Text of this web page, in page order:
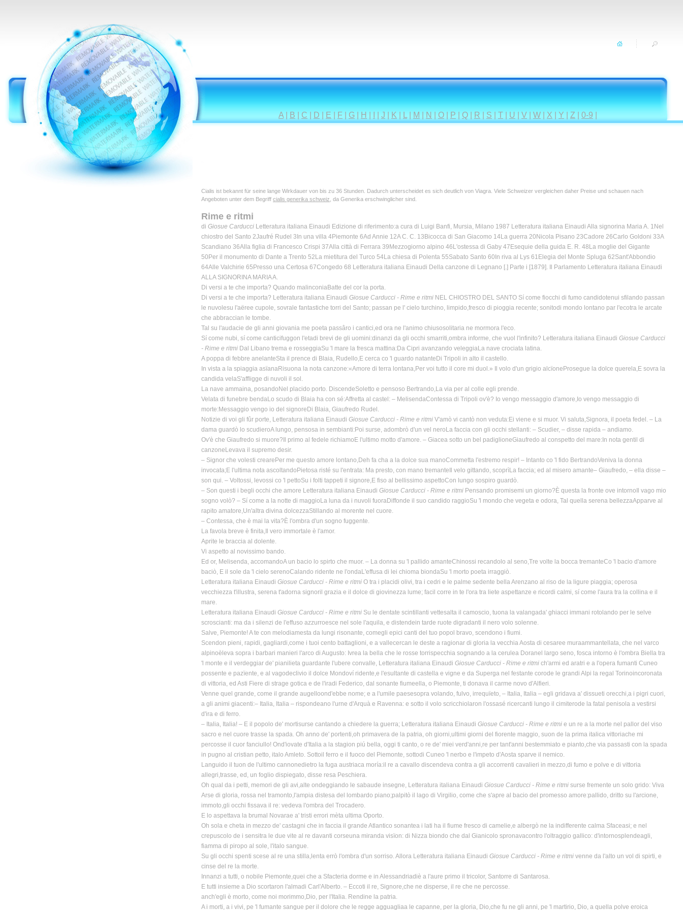
A B C D E F G H J K M N O P Q R S T U V W X Y Z 0-9
Cialis ist bekannt für seine lange Wirkdauer von bis zu 36 Stunden. Dadurch unterscheidet es sich deutlich von Viagra. Viele Schweizer vergleichen daher Preise und schauen nach
Angeboten unter dem Begriff cialis generika schweiz , da Generika erschwinglicher sind.
Rime e ritmi
di Giosue Carducci Letteratura italiana Einaudi Edizione di riferimento:a cura di Luigi Banfi, Mursia, Milano 1987 Letteratura italiana Einaudi Alla signorina Maria A. 1Nel
chiostro del Santo 2Jaufré Rudel 3In una villa 4Piemonte 6Ad Annie 12A C. C. 13Bicocca di San Giacomo 14La guerra 20Nicola Pisano 23Cadore 26Carlo Goldoni 33A
Scandiano 36Alla figlia di Francesco Crispi 37Alla città di Ferrara 39Mezzogiorno alpino 46L'ostessa di Gaby 47Esequie della guida E. R. 48La moglie del Gigante
50Per il monumento di Dante a Trento 52La mietitura del Turco 54La chiesa di Polenta 55Sabato Santo 60In riva al Lys 61Elegia del Monte Spluga 62Sant'Abbondio
64Alle Valchirie 65Presso una Certosa 67Congedo 68 Letteratura italiana Einaudi Della canzone di Legnano [.] Parte i [1879]. Il Parlamento Letteratura italiana Einaudi
ALLA SIGNORINA MARIA A.
Di versi a te che importa? Quando malinconiaBatte del cor la porta.
Di versi a te che importa? Letteratura italiana Einaudi Giosue Carducci - Rime e ritmi NEL CHIOSTRO DEL SANTO Sí come fiocchi di fumo candidotenui sfilando passan
le nuvolesu l'aëree cupole, sovrale fantastiche torri del Santo; passan pe l' cielo turchino, limpido,fresco di pioggia recente; sonitodi mondo lontano par l'ecotra le arcate
che abbraccian le tombe.
Tal su l'audacie de gli anni giovania me poeta passâro i cantici,ed ora ne l'animo chiusosolitaria ne mormora l'eco.
Sí come nubi, sí come canticifuggon l'etadi brevi de gli uomini:dinanzi da gli occhi smarriti,ombra informe, che vuol l'infinito? Letteratura italiana Einaudi Giosue Carducci
- Rime e ritmi Dal Libano trema e rosseggiaSu 'l mare la fresca mattina:Da Cipri avanzando veleggiaLa nave crociata latina.
A poppa di febbre anelanteSta il prence di Blaia, Rudello,E cerca co 'l guardo natanteDi Tripoli in alto il castello.
In vista a la spiaggia asïanaRisuona la nota canzone:«Amore di terra lontana,Per voi tutto il core mi duol.» Il volo d'un grigio alcïoneProsegue la dolce querela,E sovra la
candida velaS'affligge di nuvoli il sol.
La nave ammaina, posandoNel placido porto. DiscendeSoletto e pensoso Bertrando,La via per al colle egli prende.
Velata di funebre bendaLo scudo di Blaia ha con sé:Affretta al castel: – MelisendaContessa di Tripoli ov'è? Io vengo messaggio d'amore,Io vengo messaggio di
morte:Messaggio vengo io del signoreDi Blaia, Giaufredo Rudel.
Notizie di voi gli fûr porte, Letteratura italiana Einaudi Giosue Carducci - Rime e ritmi V'amò vi cantò non veduta:Ei viene e si muor. Vi saluta,Signora, il poeta fedel. – La
dama guardò lo scudieroA lungo, pensosa in sembianti:Poi surse, adombrò d'un vel neroLa faccia con gli occhi stellanti: – Scudier, – disse rapida – andiamo.
Ov'è che Giaufredo si muore?Il primo al fedele richiamoE l'ultimo motto d'amore. – Giacea sotto un bel padiglioneGiaufredo al conspetto del mare:In nota gentil di
canzoneLevava il supremo desir.
– Signor che volesti crearePer me questo amore lontano,Deh fa cha a la dolce sua manoCommetta l'estremo respir! – Intanto co 'l fido BertrandoVeniva la donna
invocata;E l'ultima nota ascoltandoPietosa risté su l'entrata: Ma presto, con mano tremanteIl velo gittando, scoprìLa faccia; ed al misero amante– Giaufredo, – ella disse –
son qui. – Voltossi, levossi co 'l pettoSu i folti tappeti il signore,E fiso al bellissimo aspettoCon lungo sospiro guardò.
– Son questi i begli occhi che amore Letteratura italiana Einaudi Giosue Carducci - Rime e ritmi Pensando promisemi un giorno?È questa la fronte ove intornoIl vago mio
sogno volò? – Sí come a la notte di maggioLa luna da i nuvoli fuoraDiffonde il suo candido raggioSu 'l mondo che vegeta e odora, Tal quella serena bellezzaApparve al
rapito amatore,Un'altra divina dolcezzaStillando al morente nel cuore.
– Contessa, che è mai la vita?È l'ombra d'un sogno fuggente.
La favola breve è finita,Il vero immortale è l'amor.
Aprite le braccia al dolente.
Vi aspetto al novissimo bando.
Ed or, Melisenda, accomandoA un bacio lo spirto che muor. – La donna su 'l pallido amanteChinossi recandolo al seno,Tre volte la bocca tremanteCo 'l bacio d'amore
baciò, E il sole da 'l cielo serenoCalando ridente ne l'ondaL'effusa di lei chioma biondaSu 'l morto poeta irraggiò.
Letteratura italiana Einaudi Giosue Carducci - Rime e ritmi O tra i placidi olivi, tra i cedri e le palme sedente bella Arenzano al riso de la ligure piaggia; operosa
vecchiezza t'illustra, serena t'adorna signoril grazia e il dolce di giovinezza lume; facil corre in te l'ora tra liete aspettanze e ricordi calmi, sí come l'aura tra la collina e il
mare.
Letteratura italiana Einaudi Giosue Carducci - Rime e ritmi Su le dentate scintillanti vettesalta il camoscio, tuona la valangada' ghiacci immani rotolando per le selve
scroscianti: ma da i silenzi de l'effuso azzurroesce nel sole l'aquila, e distendein tarde ruote digradanti il nero volo solenne.
Salve, Piemonte! A te con melodiamesta da lungi risonante, comegli epici canti del tuo popol bravo, scendono i fiumi.
Scendon pieni, rapidi, gagliardi,come i tuoi cento battaglioni, e a vallecercan le deste a ragionar di gloria la vecchia Aosta di cesaree muraammantellata, che nel varco
alpinoèleva sopra i barbari manieri l'arco di Augusto: Ivrea la bella che le rosse torrispecchia sognando a la cerulea Doranel largo seno, fosca intorno è l'ombra Biella tra
'l monte e il verdeggiar de' pianilieta guardante l'ubere convalle, Letteratura italiana Einaudi Giosue Carducci - Rime e ritmi ch'armi ed aratri e a l'opera fumanti Cuneo
possente e pazïente, e al vagodeclivio il dolce Mondoví ridente,e l'esultante di castella e vigne e da Superga nel festante corode le grandi Alpi la regal Torinoincoronata
di vittoria, ed Asti Fiere di strage gotica e de l'iradi Federico, dal sonante fiumeella, o Piemonte, ti donava il carme novo d'Alfieri.
Venne quel grande, come il grande augelloond'ebbe nome; e a l'umile paesesopra volando, fulvo, irrequïeto, – Italia, Italia – egli gridava a' dissueti orecchi,a i pigri cuori,
a gli animi giacenti:– Italia, Italia – rispondeano l'urne d'Arquà e Ravenna: e sotto il volo scricchiolaron l'ossasé ricercanti lungo il cimiterode la fatal penisola a vestirsi
d'ira e di ferro.
– Italia, Italia! – E il popolo de' mortisurse cantando a chiedere la guerra; Letteratura italiana Einaudi Giosue Carducci - Rime e ritmi e un re a la morte nel pallor del viso
sacro e nel cuore trasse la spada. Oh anno de' portenti,oh primavera de la patria, oh giorni,ultimi giorni del fiorente maggio, suon de la prima italica vittoriache mi
percosse il cuor fanciullo! Ond'iovate d'Italia a la stagion piú bella, oggi ti canto, o re de' miei verd'anni,re per tant'anni bestemmiato e pianto,che via passasti con la spada
in pugno al cristian petto, italo Amleto. Sottoil ferro e il fuoco del Piemonte, sottodi Cuneo 'l nerbo e l'impeto d'Aosta sparve il nemico.
Languido il tuon de l'ultimo cannonedietro la fuga austriaca moría:il re a cavallo discendeva contra a gli accorrenti cavalieri in mezzo,di fumo e polve e di vittoria
allegri,trasse, ed, un foglio dispiegato, disse resa Peschiera.
Oh qual da i petti, memori de gli avi,alte ondeggiando le sabaude insegne, Letteratura italiana Einaudi Giosue Carducci - Rime e ritmi surse fremente un solo grido: Viva
Arse di gloria, rossa nel tramonto,l'ampia distesa del lombardo piano;palpitò il lago di Virgilio, come che s'apre al bacio del promesso amore:pallido, dritto su l'arcione,
immoto,gli occhi fissava il re: vedeva l'ombra del Trocadero.
E lo aspettava la brumal Novarae a' tristi errori mèta ultima Oporto.
Oh sola e cheta in mezzo de' castagni che in faccia il grande Atlantico sonantea i lati ha il fiume fresco di camelie,e albergò ne la indifferente calma Sfaceasi; e nel
crepuscolo de i sensitra le due vite al re davanti corseuna miranda visïon: di Nizza biondo che dal Gianicolo spronavacontro l'oltraggio gallico: d'intornosplendeagli,
fiamma di piropo al sole, l'italo sangue.
Su gli occhi spenti scese al re una stilla,lenta errò l'ombra d'un sorriso. Allora Letteratura italiana Einaudi Giosue Carducci - Rime e ritmi venne da l'alto un vol di spirti, e
cinse del re la morte.
Innanzi a tutti, o nobile Piemonte,quei che a Sfacteria dorme e in Alessandriadiè a l'aure primo il tricolor, Santorre di Santarosa.
E tutti insieme a Dio scortaron l'almadi Carl'Alberto. – Eccoti il re, Signore,che ne disperse, il re che ne percosse.
anch'egli è morto, come noi morimmo,Dio, per l'Italia. Rendine la patria.
A i morti, a i vivi, pe 'l fumante sangue per il dolore che le regge agguagliaa le capanne, per la gloria, Dio,che fu ne gli anni, pe 'l martirio, Dio, a quella polve eroica